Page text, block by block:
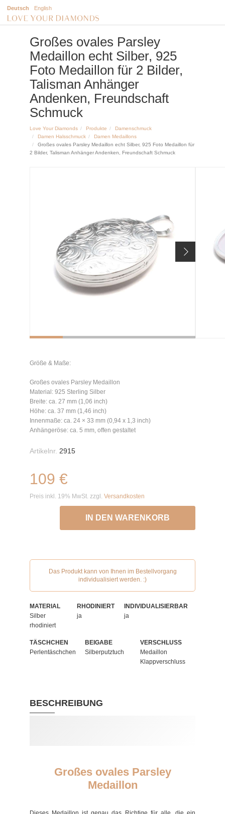
Deutsch English
Großes ovales Parsley
Medaillon echt Silber, 925
Foto Medaillon für 2 Bilder,
Talisman Anhänger
Andenken, Freundschaft
Schmuck
Love Your Diamonds Produkte
Damenschmuck
Damen Halsschmuck
Damen Medaillons
Großes ovales Parsley Medaillon echt Silber, 925 Foto Medaillon für
2 Bilder, Talisman Anhänger Andenken, Freundschaft Schmuck
Größe & Maße:
Großes ovales Parsley Medaillon
Material: 925 Sterling Silber
Breite: ca. 27 mm (1,06 inch)
Höhe: ca. 37 mm (1,46 inch)
Innenmaße: ca. 24 × 33 mm (0,94 x 1,3 inch)
Anhängeröse: ca. 5 mm, offen gestaltet
Artikelnr. 2915
109 €
Preis inkl. 19% MwSt. zzgl. Versandkosten
IN DEN WARENKORB
Das Produkt kann von Ihnen im Bestellvorgang
individualisiert werden. :)
MATERIAL
Silber
rhodiniert
RHODINIERT
ja
INDIVIDUALISIERBAR
ja
TÄSCHCHEN
Perlentäschchen
BEIGABE
Silberputztuch
VERSCHLUSS
Medaillon
Klappverschluss
BESCHREIBUNG
Großes ovales Parsley
Medaillon